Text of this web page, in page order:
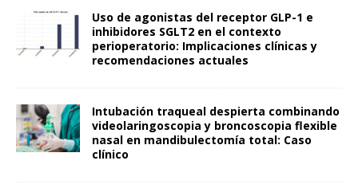
Uso de agonistas del receptor GLP-1 e
inhibidores SGLT2 en el contexto
perioperatorio: Implicaciones clínicas y
recomendaciones actuales
Intubación traqueal despierta combinando
videolaringoscopia y broncoscopia flexible
nasal en mandibulectomía total: Caso
clínico